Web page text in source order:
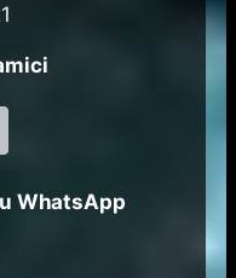
WhatsApp